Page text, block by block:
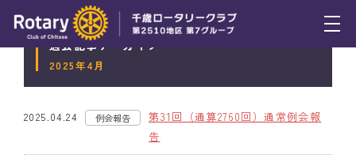
トピックス
過去記事アーカイブ
2025年4月
2025.04.24 例会報告
第31回（通算2760回）通常例会報
告